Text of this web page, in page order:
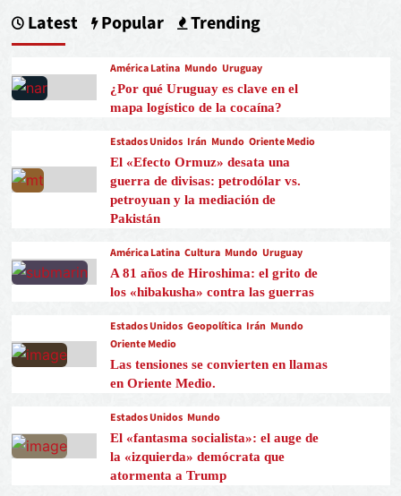
Latest Popular Trending
América Latina Mundo Uruguay
¿Por qué Uruguay es clave en el
mapa logístico de la cocaína?
Estados Unidos Irán Mundo Oriente Medio
El «Efecto Ormuz» desata una
guerra de divisas: petrodólar vs.
petroyuan y la mediación de
Pakistán
América Latina Cultura Mundo Uruguay
A 81 años de Hiroshima: el grito de
los «hibakusha» contra las guerras
Estados Unidos Geopolítica Irán Mundo
Oriente Medio
Las tensiones se convierten en llamas
en Oriente Medio.
Estados Unidos Mundo
El «fantasma socialista»: el auge de
la «izquierda» demócrata que
atormenta a Trump